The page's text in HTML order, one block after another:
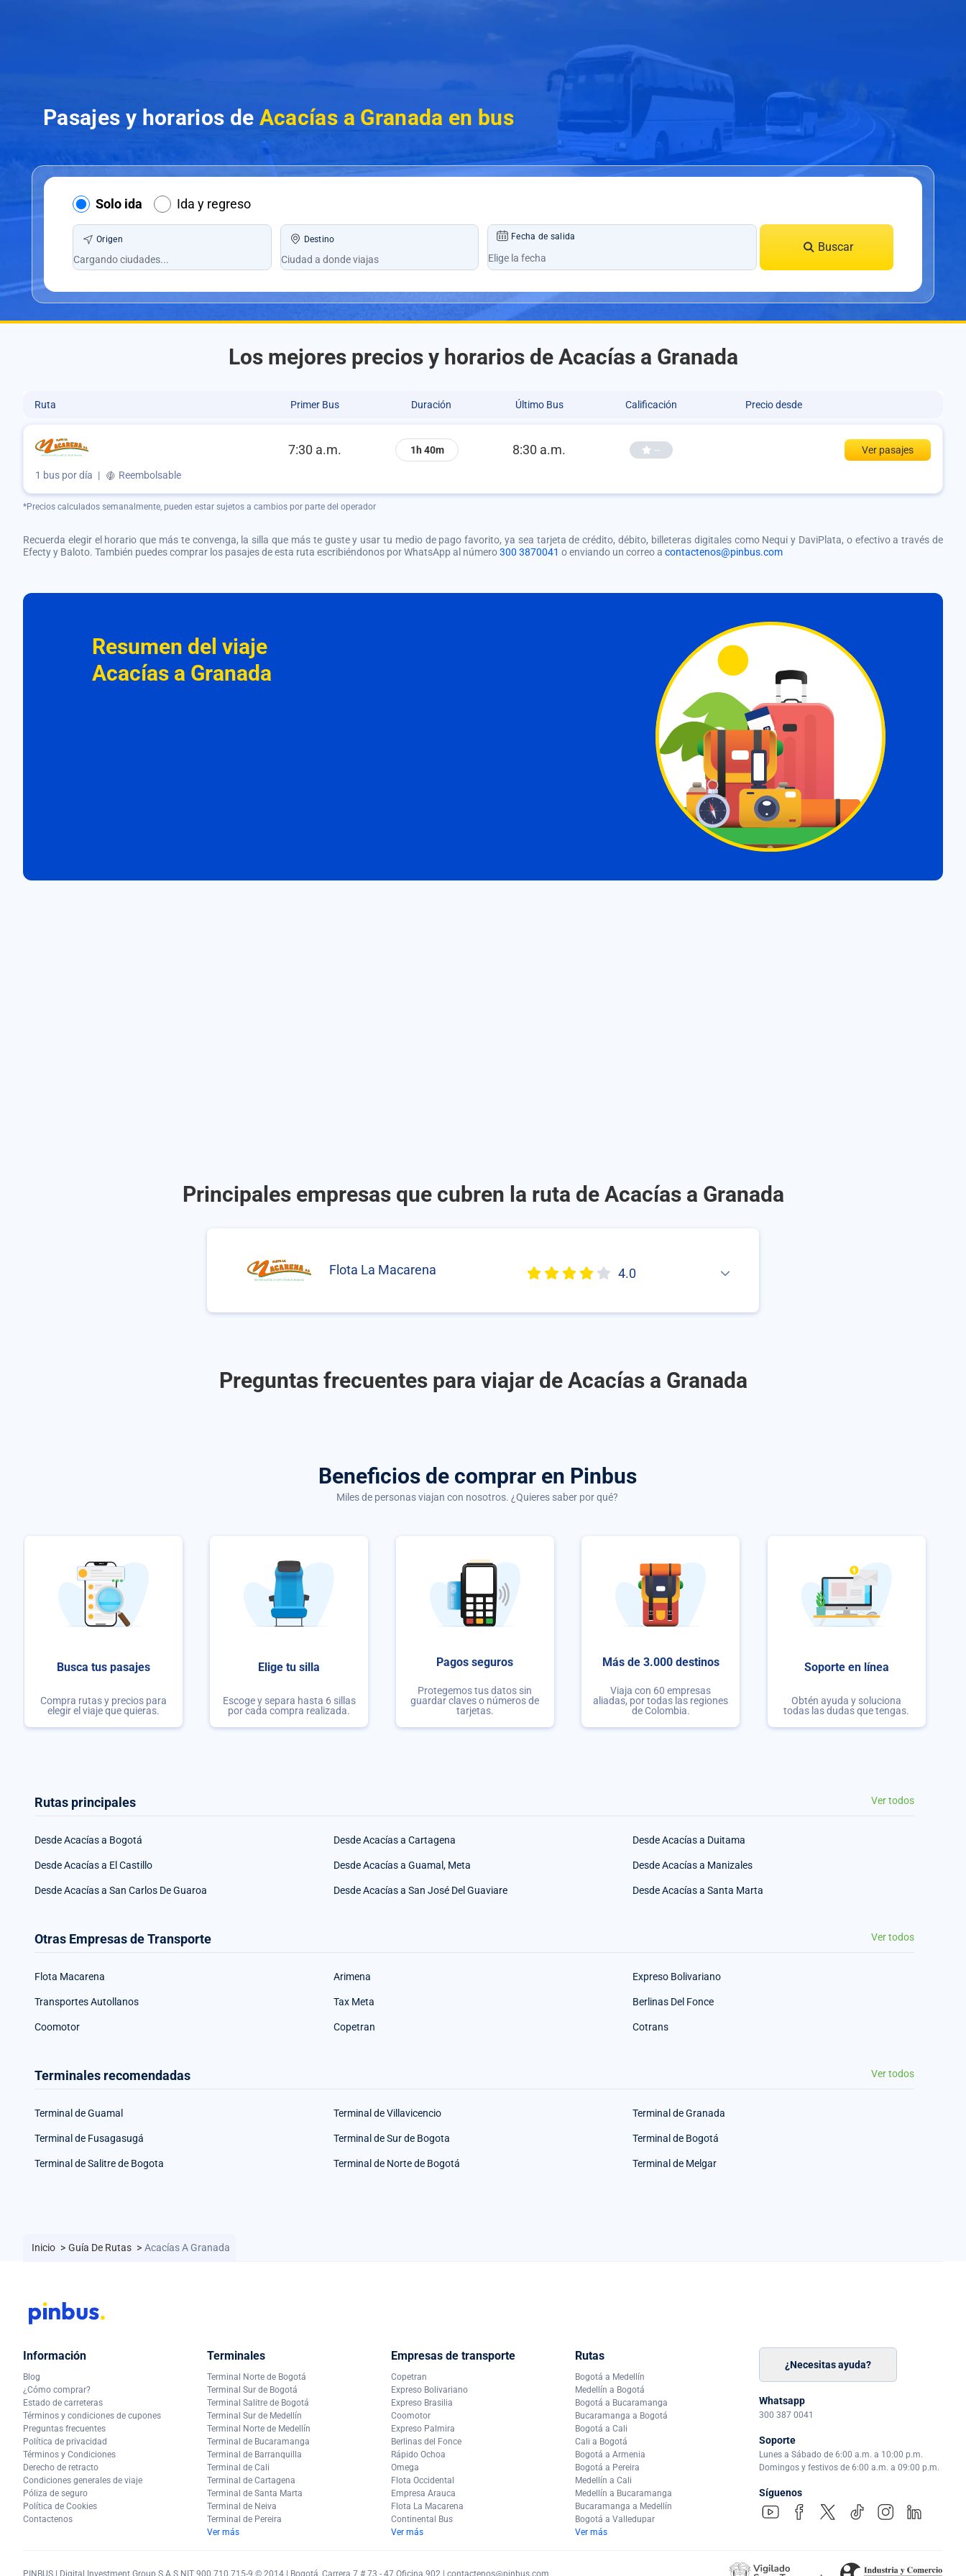
Pasajes y horarios de Acacías a Granada en bus
Solo ida Ida y regreso
Origen Destino Fecha de salida
Buscar
Los mejores precios y horarios de Acacías a Granada
Ruta Primer Bus Duración Último Bus Calificación Precio desde
7:30 a.m. 1h 40m 8:30 a.m. -- Ver pasajes
1 bus por día | Reembolsable
*Precios calculados semanalmente, pueden estar sujetos a cambios por parte del operador
Recuerda elegir el horario que más te convenga, la silla que más te guste y usar tu medio de pago favorito, ya sea tarjeta de crédito, débito, billeteras digitales como Nequi y DaviPlata, o efectivo a través de
Efecty y Baloto. También puedes comprar los pasajes de esta ruta escribiéndonos por WhatsApp al número300 3870041 o enviando un correo a contactenos@pinbus.com
Resumen del viaje
Acacías a Granada
Principales empresas que cubren la ruta de Acacías a Granada
Flota La Macarena 4.0
Preguntas frecuentes para viajar de Acacías a Granada
Beneficios de comprar en Pinbus
Miles de personas viajan con nosotros. ¿Quieres saber por qué?
Busca tus pasajes
Compra rutas y precios para
elegir el viaje que quieras.
Elige tu silla
Escoge y separa hasta 6 sillas
por cada compra realizada.
Pagos seguros
Protegemos tus datos sin
guardar claves o números de
tarjetas.
Más de 3.000 destinos
Viaja con 60 empresas
aliadas, por todas las regiones
de Colombia.
Soporte en línea
Obtén ayuda y soluciona
todas las dudas que tengas.
Rutas principales Ver todos
Desde Acacías a Bogotá Desde Acacías a Cartagena Desde Acacías a Duitama
Desde Acacías a El Castillo Desde Acacías a Guamal, Meta Desde Acacías a Manizales
Desde Acacías a San Carlos De Guaroa Desde Acacías a San José Del Guaviare Desde Acacías a Santa Marta
Otras Empresas de Transporte Ver todos
Flota Macarena Arimena Expreso Bolivariano
Transportes Autollanos Tax Meta Berlinas Del Fonce
Coomotor Copetran Cotrans
Terminales recomendadas Ver todos
Terminal de Guamal Terminal de Villavicencio Terminal de Granada
Terminal de Fusagasugá Terminal de Sur de Bogota Terminal de Bogotá
Terminal de Salitre de Bogota Terminal de Norte de Bogotá Terminal de Melgar
Inicio > Guía De Rutas > Acacías A Granada
Información
Blog
¿Cómo comprar?
Estado de carreteras
Términos y condiciones de cupones
Preguntas frecuentes
Política de privacidad
Términos y Condiciones
Derecho de retracto
Condiciones generales de viaje
Póliza de seguro
Política de Cookies
Contactenos
Terminales
Terminal Norte de Bogotá
Terminal Sur de Bogotá
Terminal Salitre de Bogotá
Terminal Sur de Medellín
Terminal Norte de Medellín
Terminal de Bucaramanga
Terminal de Barranquilla
Terminal de Cali
Terminal de Cartagena
Terminal de Santa Marta
Terminal de Neiva
Terminal de Pereira
Ver más
Empresas de transporte
Copetran
Expreso Bolivariano
Expreso Brasilia
Coomotor
Expreso Palmira
Berlinas del Fonce
Rápido Ochoa
Omega
Flota Occidental
Empresa Arauca
Flota La Macarena
Continental Bus
Ver más
Rutas
Bogotá a Medellín
Medellín a Bogotá
Bogotá a Bucaramanga
Bucaramanga a Bogotá
Bogotá a Cali
Cali a Bogotá
Bogotá a Armenia
Bogotá a Pereira
Medellín a Cali
Medellín a Bucaramanga
Bucaramanga a Medellín
Bogotá a Valledupar
Ver más
¿Necesitas ayuda?
Whatsapp
300 387 0041
Soporte
Lunes a Sábado de 6:00 a.m. a 10:00 p.m.
Domingos y festivos de 6:00 a.m. a 09:00 p.m.
Síguenos
PINBUS | Digital Investment Group S.A.S NIT 900.710.715-9 © 2014 | Bogotá, Carrera 7 # 73 - 47 Oficina 902 | contactenos@pinbus.com